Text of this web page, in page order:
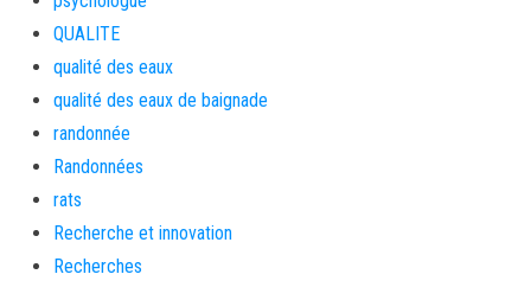
QUALITE
qualité des eaux
qualité des eaux de baignade
randonnée
Randonnées
rats
Recherche et innovation
Recherches